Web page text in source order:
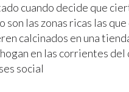
cuando decide que
son las zonas ricas las
calcinados en una
en las corrientes
social